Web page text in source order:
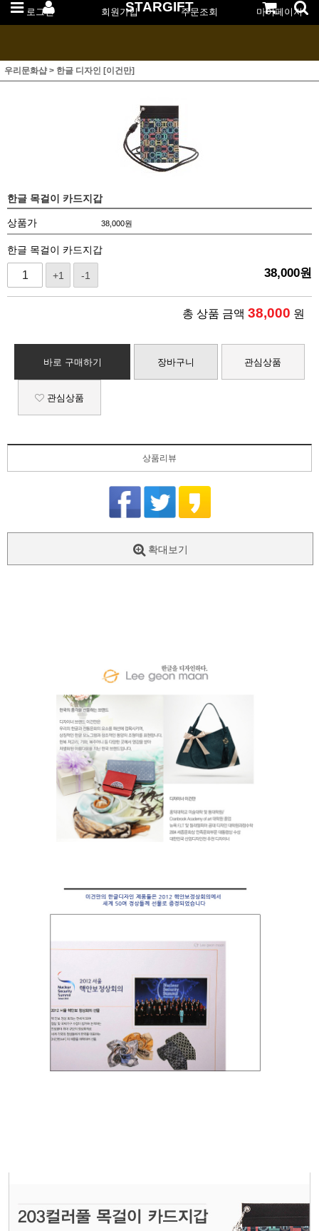
로그인 회원가입 주문조회 마이페이지
STARGIFT
우리문화샵> 한글 디자인 [이건만]
한글 목걸이 카드지갑
상품가 38,000원
한글 목걸이 카드지갑
+1 -1 38,000원
총 상품 금액 38,000 원
바로 구매하기 장바구니 관심상품
관심상품
상품리뷰
확대보기